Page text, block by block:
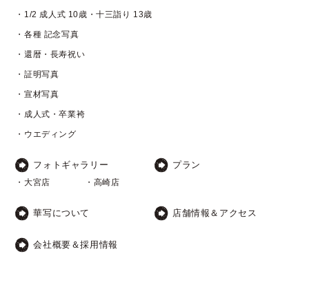
・1/2 成人式 10歳・十三詣り 13歳
・各種 記念写真
・還暦・長寿祝い
・証明写真
・宣材写真
・成人式・卒業袴
・ウエディング
フォトギャラリー
・大宮店 ・高崎店
プラン
華写について 店舗情報＆アクセス
会社概要＆採用情報